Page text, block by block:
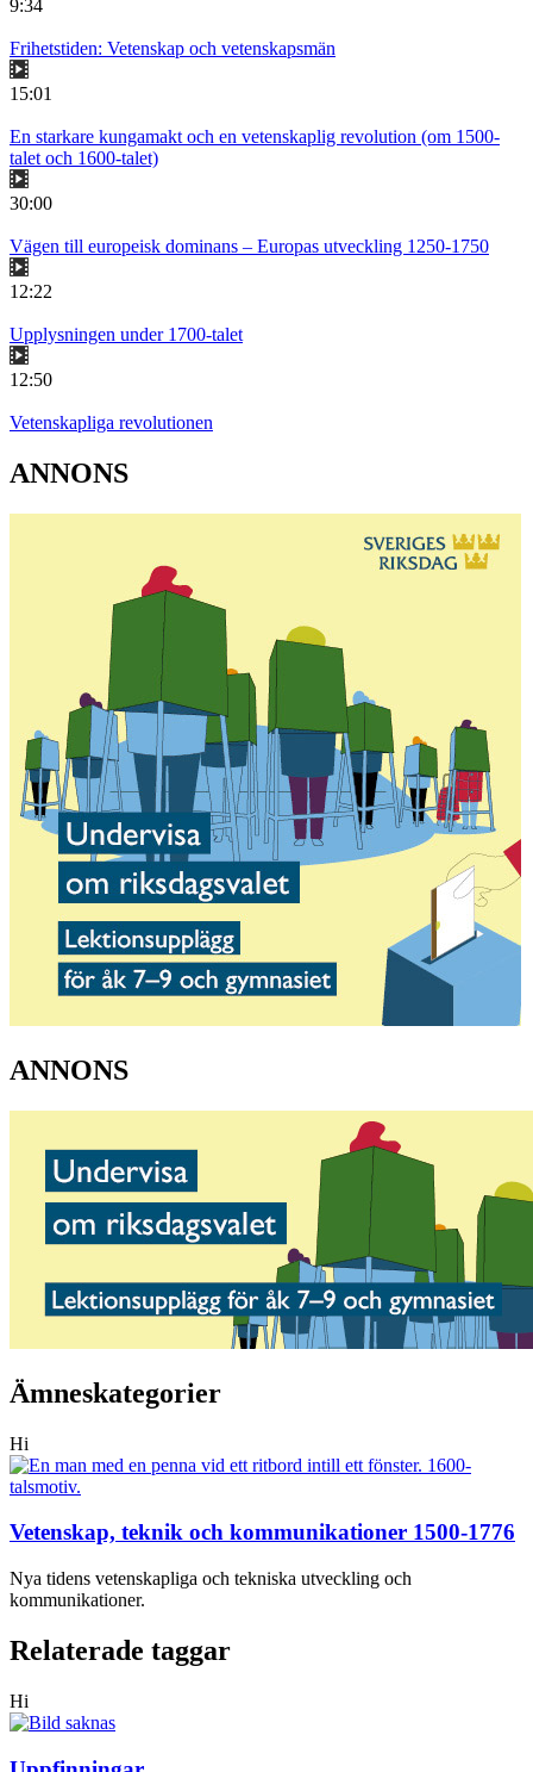
9:34
Frihetstiden: Vetenskap och vetenskapsmän
15:01
En starkare kungamakt och en vetenskaplig revolution (om 1500-
talet och 1600-talet)
30:00
Vägen till europeisk dominans – Europas utveckling 1250-1750
12:22
Upplysningen under 1700-talet
12:50
Vetenskapliga revolutionen
ANNONS
ANNONS
Ämneskategorier
Hi
Vetenskap, teknik och kommunikationer 1500-1776
Nya tidens vetenskapliga och tekniska utveckling och
kommunikationer.
Relaterade taggar
Hi